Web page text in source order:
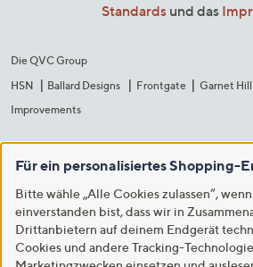
Standards und das
Die QVC Group
HSN
Ballard Designs Frontgate Garnet Hill
Improvements
Für ein personalisiertes Shopping-
Bitte wähle „Alle Cookies zulassen“,
einverstanden bist, dass wir in
Drittanbietern auf deinem Endgerät
Cookies und andere Tracking-